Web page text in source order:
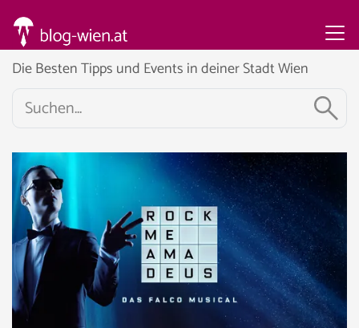
Die Besten Tipps und Events in deiner Stadt Wien